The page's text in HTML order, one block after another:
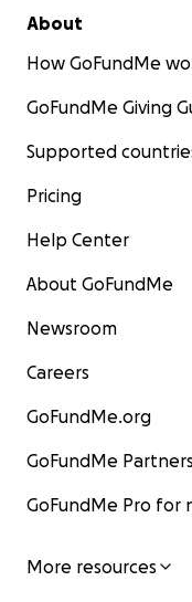
About
How GoFundMe
GoFundMe Giving
Supported
Pricing
Help Center
About GoFundMe
Newsroom
Careers
GoFundMe.org
GoFundMe
GoFundMe Pro for
More resources